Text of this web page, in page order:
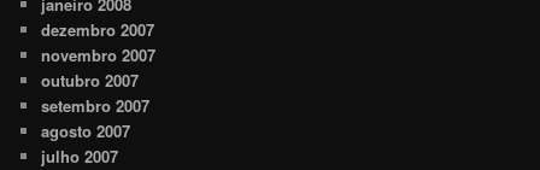
dezembro 2007
novembro 2007
outubro 2007
setembro 2007
agosto 2007
julho 2007